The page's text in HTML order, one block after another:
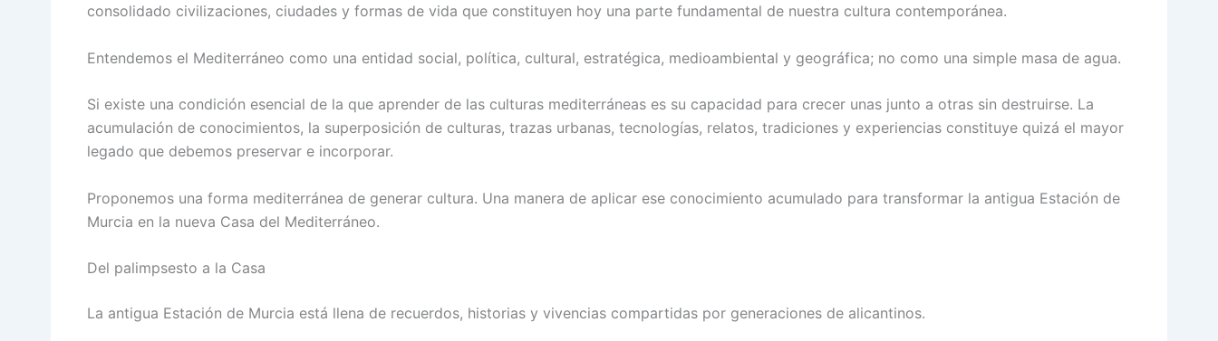
consolidado civilizaciones, ciudades y formas de vida que constituyen hoy una parte fundamental de nuestra cultura contemporánea.
Entendemos el Mediterráneo como una entidad social, política, cultural, estratégica, medioambiental y geográfica; no como una simple masa de agua.
Si existe una condición esencial de la que aprender de las culturas mediterráneas es su capacidad para crecer unas junto a otras sin destruirse. La
acumulación de conocimientos, la superposición de culturas, trazas urbanas, tecnologías, relatos, tradiciones y experiencias constituye quizá el mayor
legado que debemos preservar e incorporar.
Proponemos una forma mediterránea de generar cultura. Una manera de aplicar ese conocimiento acumulado para transformar la antigua Estación de
Murcia en la nueva Casa del Mediterráneo.
Del palimpsesto a la Casa
La antigua Estación de Murcia está llena de recuerdos, historias y vivencias compartidas por generaciones de alicantinos.